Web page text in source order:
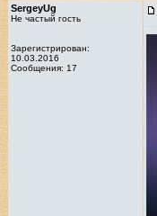
SergeyUg
Не частый гость
Зарегистрирован:
10.03.2016
Сообщения: 17